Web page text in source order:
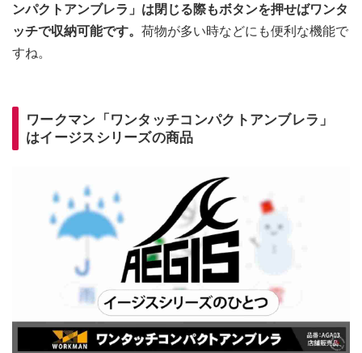
ンパクトアンブレラ」は閉じる際もボタンを押せばワンタ
ッチで収納可能です。 荷物が多い時などにも便利な機能で
すね。
ワークマン「ワンタッチコンパクトアンブレラ」
はイージスシリーズの商品